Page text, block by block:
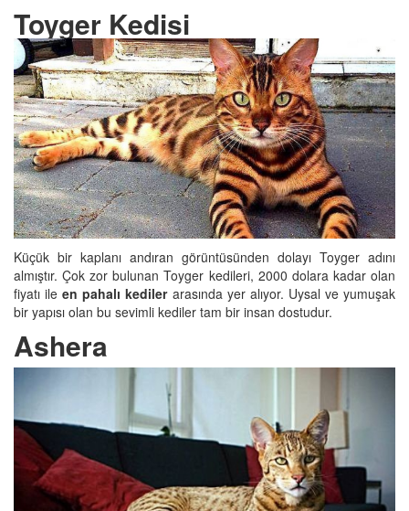
Toyger Kedisi
Küçük bir kaplanı andıran görüntüsünden dolayı Toyger adını
almıştır. Çok zor bulunan Toyger kedileri, 2000 dolara kadar olan
fiyatı ileen pahalı kedilerarasında yer alıyor. Uysal ve yumuşak
bir yapısı olan bu sevimli kediler tam bir insan dostudur.
Ashera